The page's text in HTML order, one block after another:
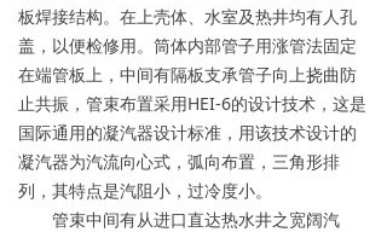
板焊接结构。在上壳体、水室及热井均有人孔
盖，以便检修用。筒体内部管子用涨管法固定
在端管板上，中间有隔板支承管子向上挠曲防
止共振，管束布置采用HEI-6的设计技术，这是
国际通用的凝汽器设计标准，用该技术设计的
凝汽器为汽流向心式，弧向布置，三角形排
列，其特点是汽阻小，过冷度小。
管束中间有从进口直达热水井之宽阔汽